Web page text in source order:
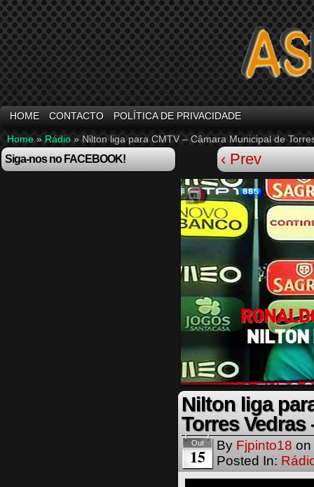
HOME CONTACTO POLÍTICA DE PRIVACIDADE
Home » Rádio » Nilton liga para CMTV – Câmara Municipal de
Siga-nos no FACEBOOK! ‹ Prev
Nilton liga
Torres Vedras
Out
15 By Fjpinto18 on
Posted In: